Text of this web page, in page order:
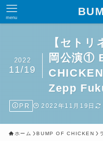
menu
【セトリ
岡公演①
Zepp
2022
11/19
PR 2022年11月19日
ホーム BUMP OF CHICKEN